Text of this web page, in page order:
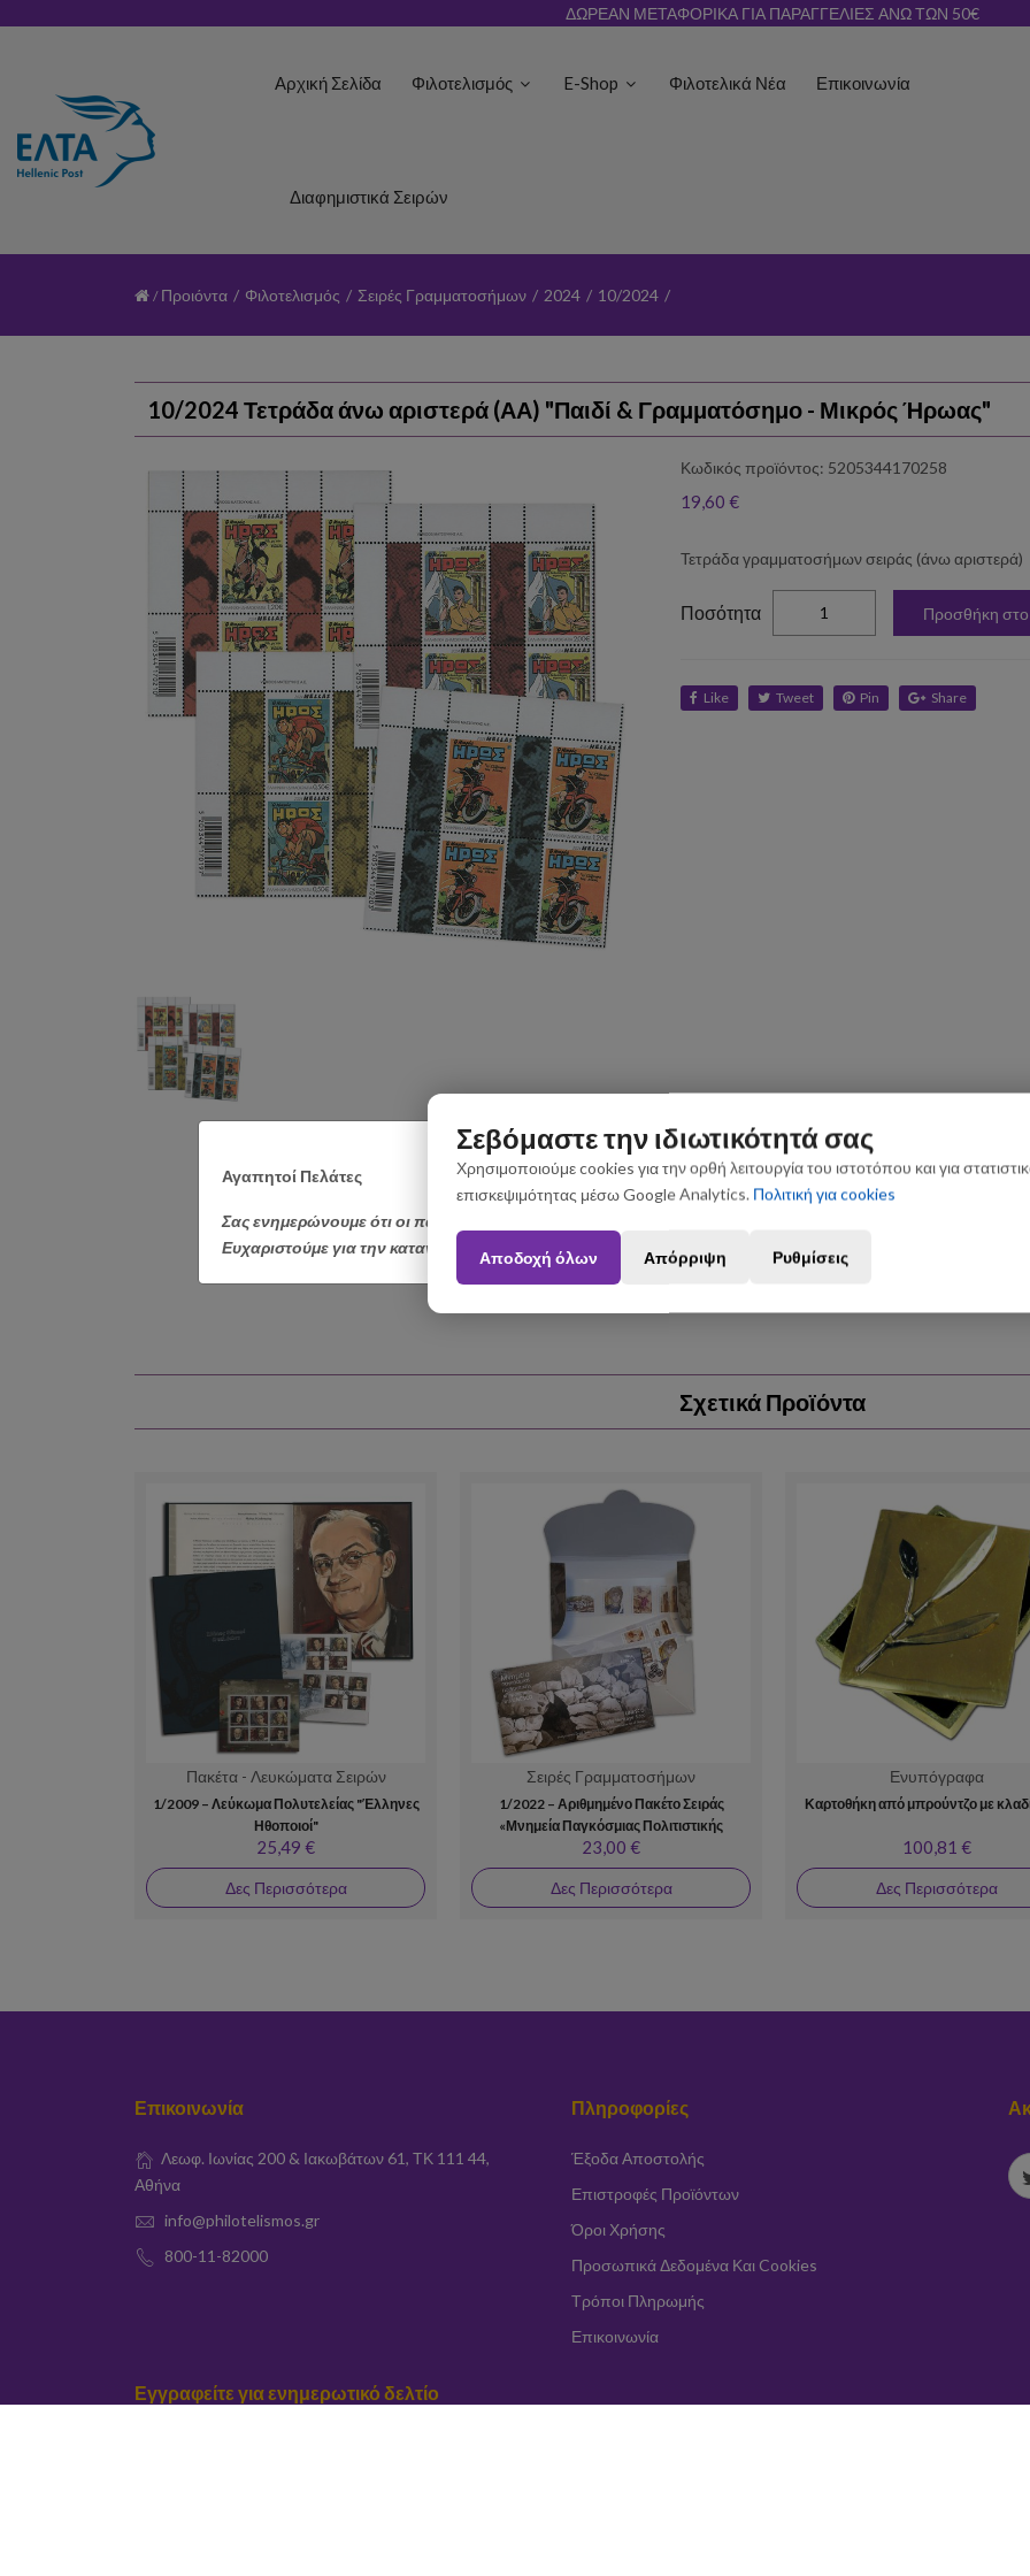
ΔΩΡΕΑΝ ΜΕΤΑΦΟΡΙΚΑ ΓΙΑ ΠΑΡΑΓΓΕΛΙΕΣ ΑΝΩ ΤΩΝ 50€
Αρχική Σελίδα Φιλοτελισμός E-Shop Φιλοτελικά Νέα Επικοινωνία
Διαφημιστικά Σειρών
Προιόντα / Φιλοτελισμός / Σειρές Γραμματοσήμων / 2024 / 10/2024 /
Αγαπητοί Πελάτες
Σας ενημερώνουμε ότι οι παραγγελίες που θα πραγματοποιηθούν από 3 έως 31 Αυγούστου ενδέχεται να
Ευχαριστούμε για την κατανόηση.
10/2024 Τετράδα άνω αριστερά (ΑΑ) "Παιδί & Γραμματόσημο - Μικρός Ήρωας"
Κωδικός προϊόντος: 5205344170258
19,60 €
Τετράδα γραμματοσήμων σειράς (άνω αριστερά)
Ποσότητα Προσθήκη στο
Like Tweet Pin Share
Σχετικά Προϊόντα
Πακέτα - Λευκώματα Σειρών
1/2009 – Λεύκωμα Πολυτελείας "Έλληνες
Ηθοποιοί"
25,49 €
Δες Περισσότερα
Σειρές Γραμματοσήμων
1/2022 – Αριθμημένο Πακέτο Σειράς
«Μνημεία Παγκόσμιας Πολιτιστικής
Κληρονομιάς της UNESCO»
23,00 €
Δες Περισσότερα
Ενυπόγραφα
Καρτοθήκη από μπρούντζο με
100,81 €
Δες Περισσότερα
Επικοινωνία
Λεωφ. Ιωνίας 200 & Ιακωβάτων 61, ΤΚ 111 44,
Αθήνα
info@philotelismos.gr
800-11-82000
Πληροφορίες
Έξοδα Αποστολής
Επιστροφές Προϊόντων
Όροι Χρήσης
Προσωπικά Δεδομένα Και Cookies
Τρόποι Πληρωμής
Επικοινωνία
Εγγραφείτε για ενημερωτικό δελτίο
Σεβόμαστε την ιδιωτικότητά σας
Χρησιμοποιούμε cookies για την ορθή λειτουργία του ιστοτόπου και για
επισκεψιμότητας μέσω Google Analytics. Πολιτική για cookies
Αποδοχή όλων Απόρριψη Ρυθμίσεις